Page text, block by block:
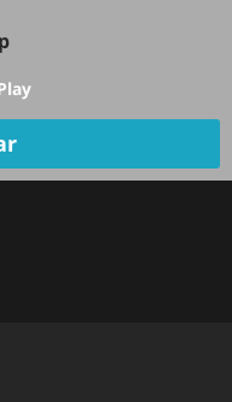
TV EN VIVO